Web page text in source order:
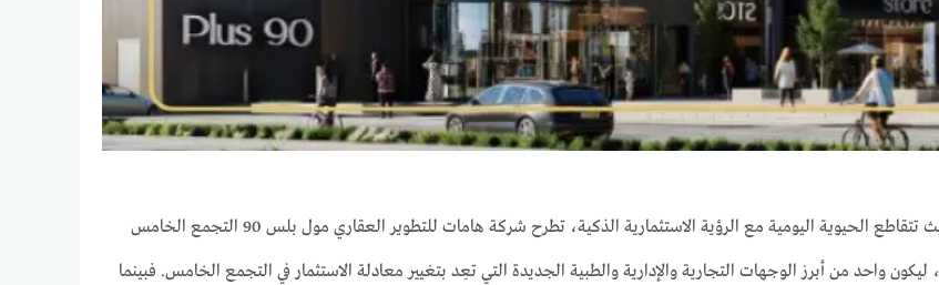
في قلب القاهرة الجديدة، حيث تتقاطع الحيوية اليومية مع الرؤية الاستثمارية الذكية، تطرح شركة هامات للتطوير العقاري مول بلس 90 التجمع الخامس
Mall Plus 90 New Cairo، ليكون واحد من أبرز الوجهات التجارية والإدارية والطبية الجديدة التي تعِد بتغيير معادلة الاستثمار في التجمع الخامس. فبينما